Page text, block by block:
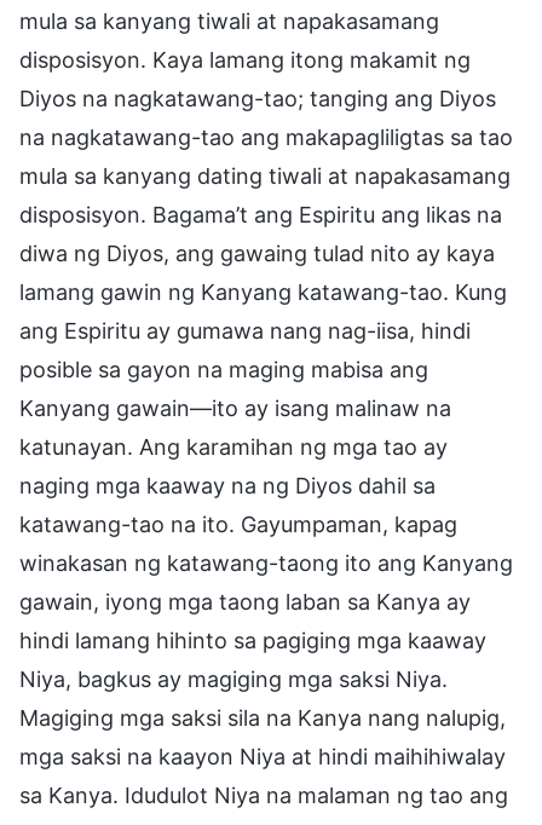
mula sa kanyang tiwali at napakasamang
disposisyon. Kaya lamang itong makamit ng
Diyos na nagkatawang-tao; tanging ang Diyos
na nagkatawang-tao ang makapagliligtas sa tao
mula sa kanyang dating tiwali at napakasamang
disposisyon. Bagama’t ang Espiritu ang likas na
diwa ng Diyos, ang gawaing tulad nito ay kaya
lamang gawin ng Kanyang katawang-tao. Kung
ang Espiritu ay gumawa nang nag-iisa, hindi
posible sa gayon na maging mabisa ang
Kanyang gawain—ito ay isang malinaw na
katunayan. Ang karamihan ng mga tao ay
naging mga kaaway na ng Diyos dahil sa
katawang-tao na ito. Gayumpaman, kapag
winakasan ng katawang-taong ito ang Kanyang
gawain, iyong mga taong laban sa Kanya ay
hindi lamang hihinto sa pagiging mga kaaway
Niya, bagkus ay magiging mga saksi Niya.
Magiging mga saksi sila na Kanya nang nalupig,
mga saksi na kaayon Niya at hindi maihihiwalay
sa Kanya. Idudulot Niya na malaman ng tao ang